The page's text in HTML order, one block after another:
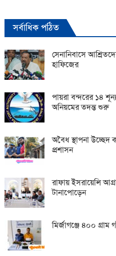
সর্বাধিক পঠিত
সেনানিবাসে
হাফিজের
পায়রা বন্দরের ১৪
অনিয়মের তদন্ত শুরু
অবৈধ স্থাপনা
প্রশাসন
রাফায় ইসরায়েলি
টানাপোড়েন
মির্জাগঞ্জে ৪০০